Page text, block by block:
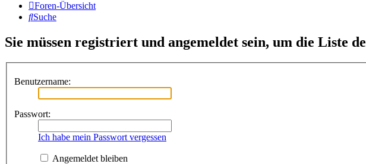
Foren-Übersicht
Suche
Sie müssen registriert und angemeldet sein, um die Liste
Benutzername:
Passwort:
Ich habe mein Passwort vergessen
Angemeldet bleiben